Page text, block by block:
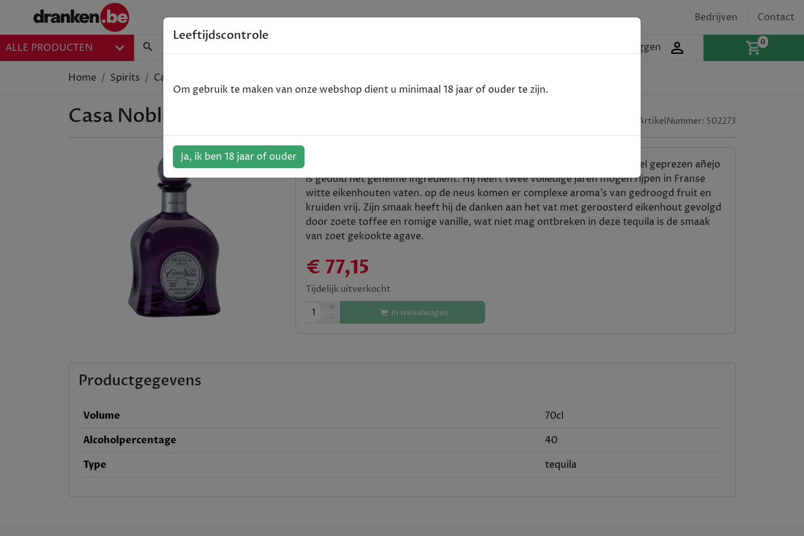
ALLE PRODUCTEN
Bedrijven Contact
Inloggen 0
Home Spirits Casa Noble Anejo - Tequila - 70cl
Casa Noble Anejo - Tequila - 70cl ArtikelNummer: 502273
Casa Noble Tequila Añejo is een tequila afkomstig uit Mexico. Voor de veel geprezen añejo
is geduld het geheime ingrediënt. Hij heeft twee volledige jaren mogen rijpen in Franse
witte eikenhouten vaten. op de neus komen er complexe aroma’s van gedroogd fruit en
kruiden vrij. Zijn smaak heeft hij de danken aan het vat met geroosterd eikenhout gevolgd
door zoete toffee en romige vanille, wat niet mag ontbreken in deze tequila is de smaak
van zoet gekookte agave.
€ 77,15
Tijdelijk uitverkocht
1
+
-
In winkelwagen
Productgegevens
Volume
70cl
Alcoholpercentage
40
Type
tequila
Leeftijdscontrole
Om gebruik te maken van onze webshop dient u minimaal 18 jaar of ouder te zijn.
Ja, ik ben 18 jaar of ouder